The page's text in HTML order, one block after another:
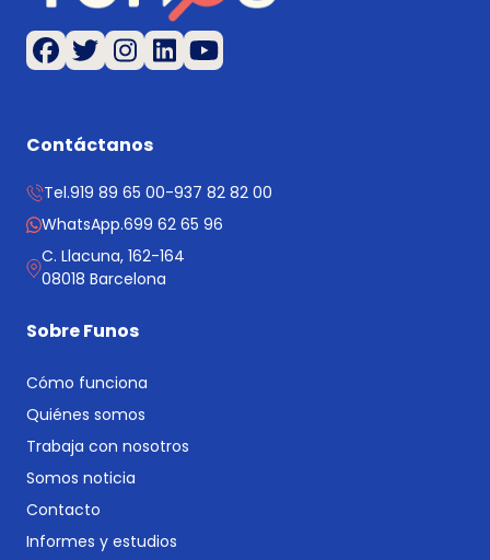
Contáctanos
Tel.919 89 65 00-937 82 82 00
WhatsApp.699 62 65 96
C. Llacuna, 162-164
08018 Barcelona
Sobre Funos
Cómo funciona
Quiénes somos
Trabaja con nosotros
Somos noticia
Contacto
Informes y estudios